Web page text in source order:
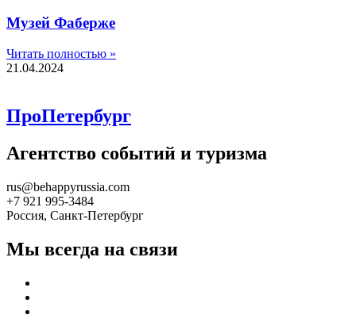
Музей Фаберже
Читать полностью »
21.04.2024
ПроПетербург
Агентство событий и туризма
rus@behappyrussia.com
+7 921 995-3484
Россия, Санкт-Петербург
Мы всегда на связи